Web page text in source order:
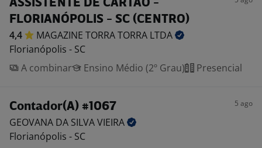
ASSISTENTE DE CARTÃO -
FLORIANÓPOLIS - SC (CENTRO)
4,4 MAGAZINE TORRA TORRA LTDA
Florianópolis - SC
A combinar
Ensino Médio (2º Grau) Presencial
Contador(A) #1067 5 ago
GEOVANA DA SILVAVIEIRA
Florianópolis - SC